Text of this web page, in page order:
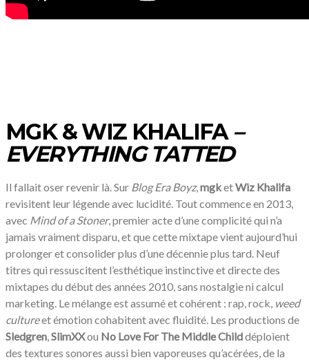
MGK & WIZ KHALIFA –
EVERYTHING TATTED
Il fallait oser revenir là. Sur Blog Era Boyz,mgketWiz Khalifa
revisitent leur légende avec lucidité. Tout commence en 2013,
avec Mind of a Stoner, premier acte d’une complicité qui n’a
jamais vraiment disparu, et que cette mixtape vient aujourd’hui
prolonger et consolider plus d’une décennie plus tard. Neuf
titres qui ressuscitent l’esthétique instinctive et directe des
mixtapes du début des années 2010, sans nostalgie ni calcul
marketing. Le mélange est assumé et cohérent : rap, rock, weed
cultureet émotion cohabitent avec fluidité. Les productions de
Sledgren,SlimXXou No Love For The Middle Childdéploient
des textures sonores aussi bien vaporeuses qu’acérées, de la